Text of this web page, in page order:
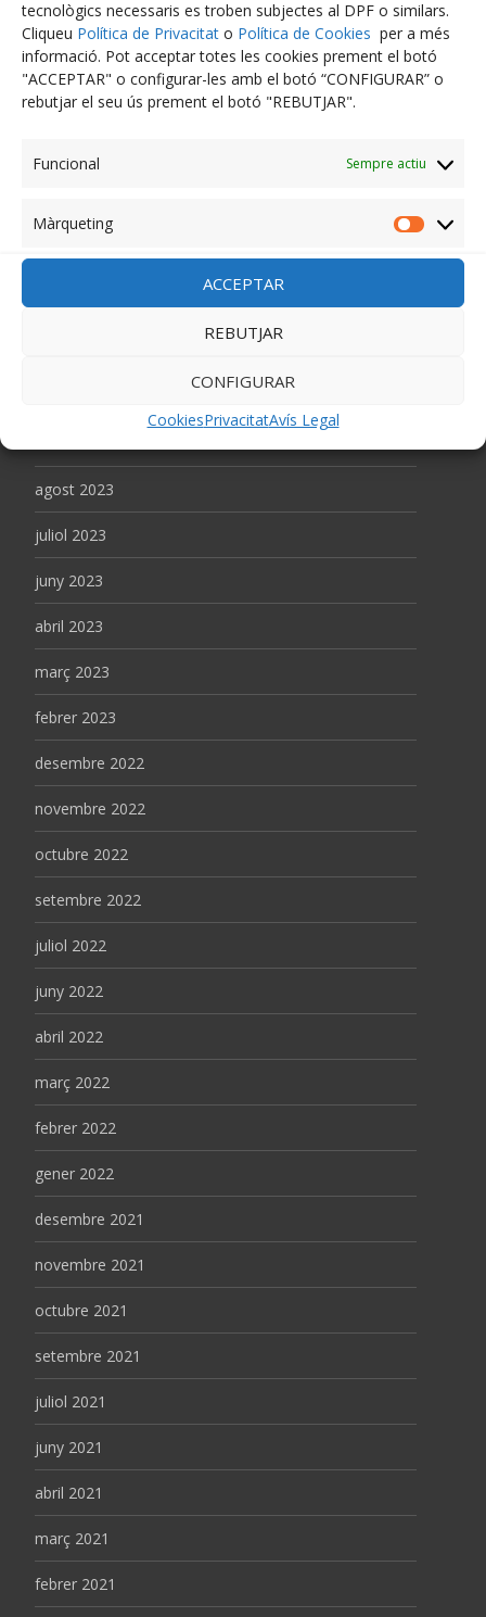
tecnològics necessaris es troben subjectes al DPF o similars.
Cliqueu Política de Privacitat o Política de Cookies per a més
informació. Pot acceptar totes les cookies prement el botó
"ACCEPTAR" o configurar-les amb el botó “CONFIGURAR” o
rebutjar el seu ús prement el botó "REBUTJAR".
Funcional Sempre actiu
Màrqueting
ACCEPTAR
REBUTJAR
CONFIGURAR
CookiesPrivacitatAvís Legal
juliol 2024
juny 2024
març 2024
febrer 2024
gener 2024
desembre 2023
agost 2023
juliol 2023
juny 2023
abril 2023
març 2023
febrer 2023
desembre 2022
novembre 2022
octubre 2022
setembre 2022
juliol 2022
juny 2022
abril 2022
març 2022
febrer 2022
gener 2022
desembre 2021
novembre 2021
octubre 2021
setembre 2021
juliol 2021
juny 2021
abril 2021
març 2021
febrer 2021